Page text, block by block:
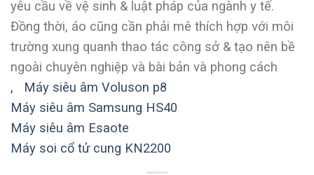
yêu cầu về vệ sinh & luật pháp của ngành y tế.
Đồng thời, áo cũng cần phải mê thích hợp với môi
trường xung quanh thao tác công sở & tạo nên bề
ngoài chuyên nghiệp và bài bản và phong cách
, Máy siêu âm Voluson p8
Máy siêu âm Samsung HS40
Máy siêu âm Esaote
Máy soi cổ tử cung KN2200